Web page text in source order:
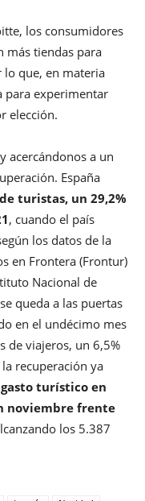
los consumidores
más tiendas para
que, en materia
para experimentar
elección.
acercándonos a un
España
turistas, un 29,2%
, cuando el país
los datos de la
en Frontera (Frontur)
Nacional de
queda a las puertas
en el undécimo mes
de viajeros, un 6,5%
recuperación ya
turístico en
noviembre frente
los 5.387